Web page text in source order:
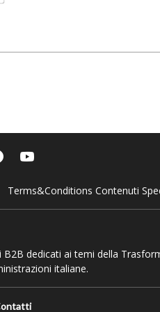
Terms&Conditions Contenuti
dedicati ai temi della
italiane.